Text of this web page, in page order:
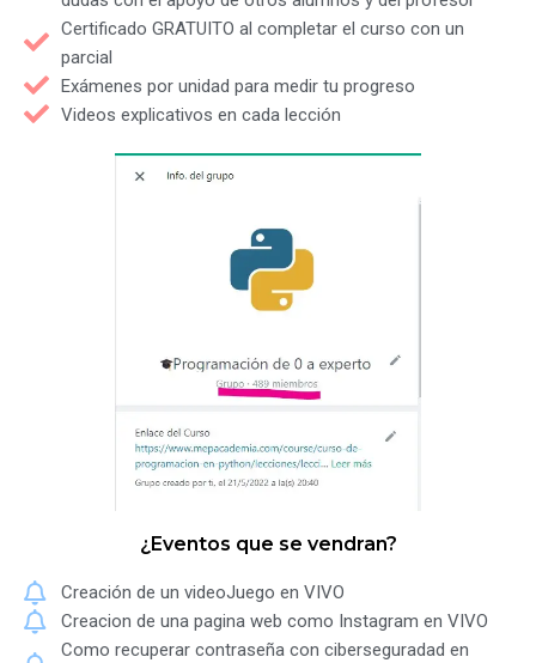
Certificado GRATUITO al completar el curso con un
parcial
Exámenes por unidad para medir tu progreso
Videos explicativos en cada lección
¿Eventos que se vendran?
Creación de un videoJuego en VIVO
Creacion de una pagina web como Instagram en VIVO
Como recuperar contraseña con ciberseguradad en